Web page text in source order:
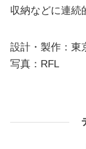
収納などに連続
設計・製作：東
写真：RFL